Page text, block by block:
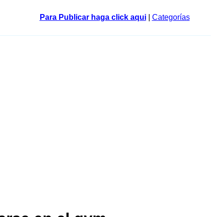
Para Publicar haga click aqui| Categorías